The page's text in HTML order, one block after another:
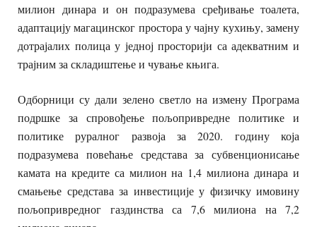
милион динара и он подразумева сређивање тоалета,
адаптацију магацинског простора у чајну кухињу, замену
дотрајалих полица у једној просторији са адекватним и
трајним за складиштење и чување књига.
Одборници су дали зелено светло на измену Програма
подршке за спровођење пољопривредне политике и
политике руралног развоја за 2020. годину која
подразумева повећање средстава за субвенционисање
камата на кредите са милион на 1,4 милиона динара и
смањење средстава за инвестиције у физичку имовину
пољопривредног газдинства са 7,6 милиона на 7,2